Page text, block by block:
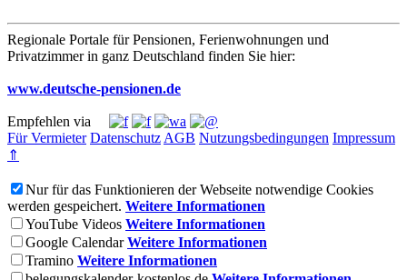
Regionale Portale für Pensionen, Ferienwohnungen und
Privatzimmer in ganz Deutschland finden Sie hier:
www.deutsche-pensionen.de
Empfehlen via
Für Vermieter Datenschutz AGB Nutzungsbedingungen Impressum
⇑
Nur für das Funktionieren der Webseite notwendige Cookies
werden gespeichert. Weitere Informationen
YouTube Videos Weitere Informationen
Google Calendar Weitere Informationen
Tramino Weitere Informationen